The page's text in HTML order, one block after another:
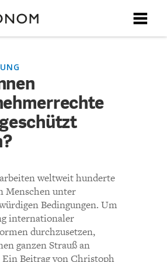
X
ARTIKEL
FEATURES
ÜBER UNS
X
informiert Sie über unsere
X
X
weltweit hunderte
Menschen unter
Bedingungen. Um
internationaler
durchzusetzen,
ganzen Strauß an
Beitrag von Christoph
X
(VIA EMAIL)